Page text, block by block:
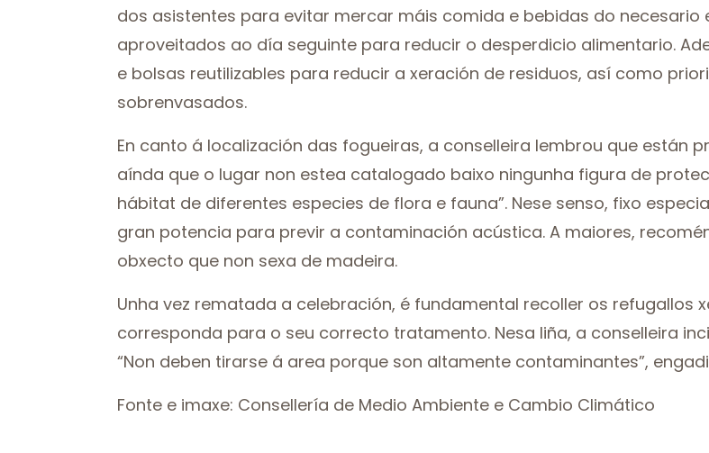
dos asistentes para evitar mercar máis comida e bebidas do
aproveitados ao día seguinte para reducir o desperdicio alimentario.
e bolsas reutilizables para reducir a xeración de residuos, así como
sobrenvasados.
En canto á localización das fogueiras, a conselleira lembrou que están
aínda que o lugar non estea catalogado baixo ningunha figura de
hábitat de diferentes especies de flora e fauna”. Nese senso, fixo
gran potencia para previr a contaminación acústica. A maiores,
obxecto que non sexa de madeira.
Unha vez rematada a celebración, é fundamental recoller os refugallos
corresponda para o seu correcto tratamento. Nesa liña, a conselleira
“Non deben tirarse á area porque son altamente contaminantes”,
Fonte e imaxe: Consellería de Medio Ambiente e Cambio Climático